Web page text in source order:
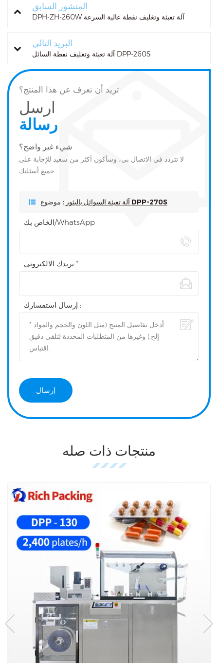
المنشور السابق
DPH-ZH-260W آلة تعبئة وتغليف نفطة عالية السرعة
البريد التالي
آلة تعبئة وتغليف نفطة السائل DPP-260S
تريد أن تعرف عن هذا المنتج؟
ارسل
رسالة
شيء غير واضح؟
لا تتردد في الاتصال بي، وسأكون أكثر من سعيد للإجابة على
جميع أسئلتك
موضوع : آلة تعبئة السوائل بالبثور DPP-270S
الخاص بك/WhatsApp
بريدك الالكتروني *
إرسال استفسارك :
منتجات ذات صله